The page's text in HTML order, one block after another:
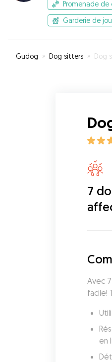
Promenade de
Garderie de
Gudog » Dog sitters » Dog
7
Avec
facile!
en